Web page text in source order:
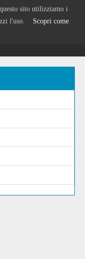
sito utilizziamo i
l'uso. Scopri come